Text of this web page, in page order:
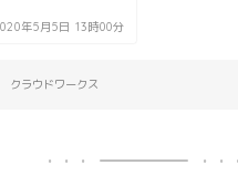
年5月5日 13時00分
クラウドワークス